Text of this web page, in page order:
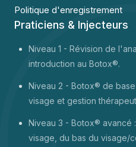
Politique d'enregistrement
Praticiens & Injecteurs
Niveau 1 - Révision de
introduction au Botox®.
Niveau 2 - Botox® de
visage et gestion
Niveau 3 - Botox® avancé
visage, du bas du visage/